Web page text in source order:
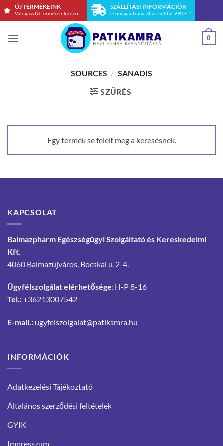
Skip
ÚJ TERMÉKEINK
Válogass ÚJ termékeink között.
SZÁLLÍTÁSI INFORMÁCIÓK
Csomagautomatába szállítás 990 Ft*
0
SOURCES / SANADIS
SZŰRÉS
Egy termék se felelt meg a keresésnek.
KAPCSOLAT
Balmazpharm Egészségügyi Szolgáltató és Kereskedelmi
Kft.
4060 Balmazújváros, Bocskai u. 2-4.
Ügyfélszolgálat elérhetősége: H-P 8-16
Tel.:+36213007542
E-mail.: ugyfelszolgalat@patikamra.hu
INFORMÁCIÓK
Adatkezelési Tájékoztató
Általános szerződési feltételek
GYIK
Impresszum